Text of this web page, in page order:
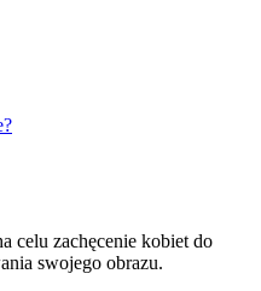
celu zachęcenie kobiet do
swojego obrazu.